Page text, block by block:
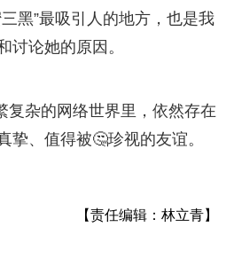
黑”最吸引人的地方，也是我
讨论她的原因。
复杂的网络世界里，依然存在
挚、值得被🤔珍视的友谊。
【责任编辑：林立青】